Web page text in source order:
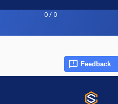
0 / 0
Feedback